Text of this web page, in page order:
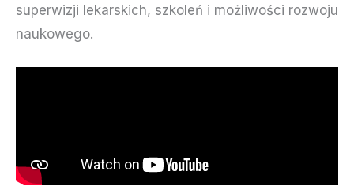
superwizji lekarskich, szkoleń i możliwości rozwoju
naukowego.